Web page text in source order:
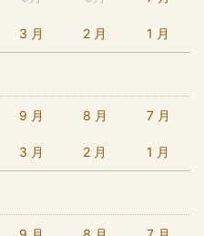
3 月 2 月 1 月
9 月 8 月 7 月
3 月 2 月 1 月